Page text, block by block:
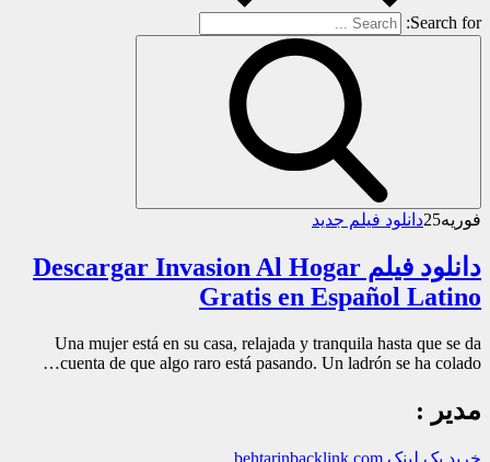
Search for:
فوریه25دانلود فیلم جدید
دانلود فیلم Descargar Invasion Al Hogar
Gratis en Español Latino
Una mujer está en su casa, relajada y tranquila hasta que se da
cuenta de que algo raro está pasando. Un ladrón se ha colado…
مدیر :
خرید بک لینک behtarinbacklink.com